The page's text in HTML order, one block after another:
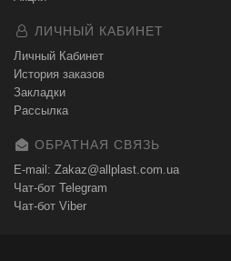
ЛИЧНЫЙ КАБИНЕТ
Личный Кабинет
История заказов
Закладки
Рассылка
ОБРАТНАЯ СВЯЗЬ
E-mail: Zakaz@allplast.com.ua
Чат-бот Telegram
Чат-бот Viber